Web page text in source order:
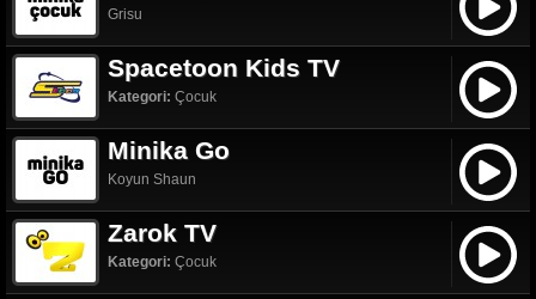
Grisu
Spacetoon Kids TV
Kategori: Çocuk
Minika Go
Koyun Shaun
Zarok TV
Kategori: Çocuk